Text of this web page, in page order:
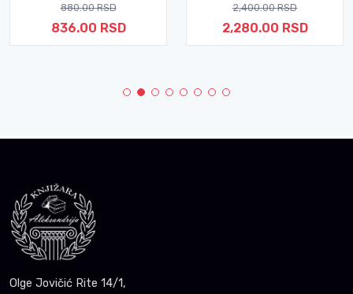
880.00 RSD
836.00 RSD
2,400.00 RSD
2,280.00 RSD
Olge Jovičić Rite 14/1,